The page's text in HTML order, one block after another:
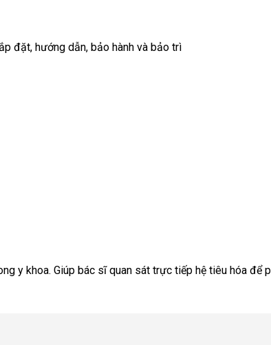
đặt, hướng dẫn, bảo hành và bảo trì
y khoa. Giúp bác sĩ quan sát trực tiếp hệ tiêu hóa để